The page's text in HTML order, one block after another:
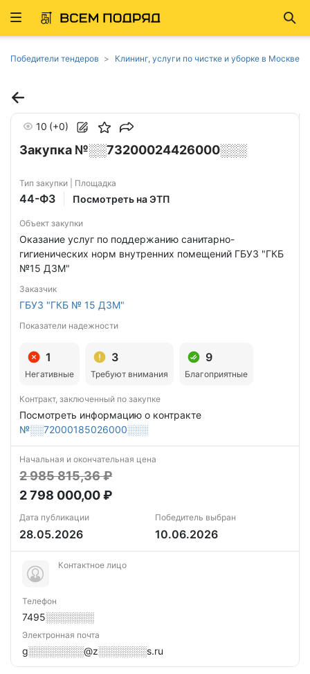
Развернуть
Победители тендеров Клининг, услуги по чистке и уборке в Москве
Закупка №░░73200024426000░░░
10 (+0)
Тип закупки | Площадка
44-ФЗ Посмотреть на ЭТП
Объект закупки
Оказание услуг по поддержанию санитарно-
гигиенических норм внутренних помещений ГБУЗ "ГКБ
№15 ДЗМ"
Заказчик
ГБУЗ "ГКБ № 15 ДЗМ"
Показатели надежности
1
Негативные
3
Требуют внимания
9
Благоприятные
Контракт, заключенный по закупке
Посмотреть информацию о контракте
№░░72000185026000░░░
Начальная и окончательная цена
2 985 815,36 ₽
2 798 000,00 ₽
Дата публикации
28.05.2026
Победитель выбран
10.06.2026
Контактное лицо
Телефон
7495░░░░░░░
Электронная почта
g░░░░░░░░@z░░░░░░░s.ru